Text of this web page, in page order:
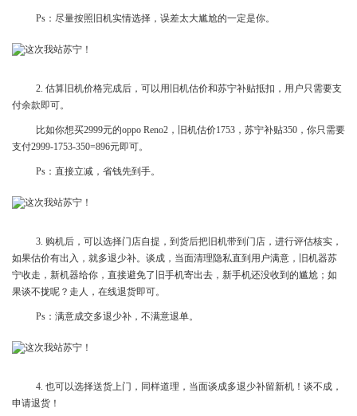
Ps：尽量按照旧机实情选择，误差太大尴尬的一定是你。
2. 估算旧机价格完成后，可以用旧机估价和苏宁补贴抵扣，用户只需要支
付余款即可。
比如你想买2999元的oppo Reno2，旧机估价1753，苏宁补贴350，你只需要
支付2999-1753-350=896元即可。
Ps：直接立减，省钱先到手。
3. 购机后，可以选择门店自提，到货后把旧机带到门店，进行评估核实，
如果估价有出入，就多退少补。谈成，当面清理隐私直到用户满意，旧机器苏
宁收走，新机器给你，直接避免了旧手机寄出去，新手机还没收到的尴尬；如
果谈不拢呢？走人，在线退货即可。
Ps：满意成交多退少补，不满意退单。
4. 也可以选择送货上门，同样道理，当面谈成多退少补留新机！谈不成，
申请退货！